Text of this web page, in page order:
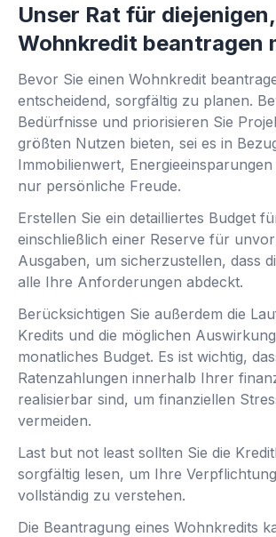
Unser Rat für
Wohnkredit beantragen
Bevor Sie einen Wohnkredit
entscheidend, sorgfältig zu planen.
Bedürfnisse und priorisieren Sie
größten Nutzen bieten, sei es in
Immobilienwert,
nur persönliche Freude.
Erstellen Sie ein detailliertes Budget
einschließlich einer Reserve für
Ausgaben, um sicherzustellen, dass
alle Ihre Anforderungen abdeckt.
Berücksichtigen Sie außerdem die
Kredits und die möglichen
monatliches Budget. Es ist wichtig,
Ratenzahlungen innerhalb Ihrer
realisierbar sind, um finanziellen
vermeiden.
Last but not least sollten Sie die
sorgfältig lesen, um Ihre
vollständig zu verstehen.
Die Beantragung eines Wohnkredits